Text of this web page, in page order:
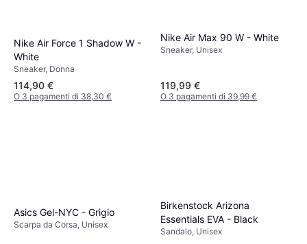
Nike Air Force 1 Shadow W -
White
Sneaker, Donna
114,90 €
O 3 pagamenti di 38,30 €
Nike Air Max 90 W - White
Sneaker, Unisex
119,99 €
O 3 pagamenti di 39,99 €
Asics Gel-NYC - Grigio
Scarpa da Corsa, Unisex
Birkenstock Arizona
Essentials EVA - Black
Sandalo, Unisex